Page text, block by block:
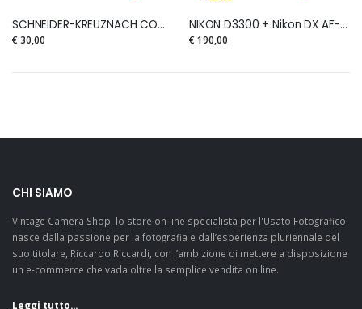
SCHNEIDER-KREUZNACH COMPONON 50mm 1:4
€ 30,00
NIKON D3300 + Nikon DX AF-S 18-105mm f.3,5-5,6 G ED VR
€ 190,00
CHI SIAMO
Vintage Camera Shop, lo store on line specialista per l'Usato Fotografico
nasce dalla passione per la fotografia e dall’esperienza pluriennale del
suo titolare, Riccardo Riccardi, con l’ambizione di mettere a disposizione
un e-commerce che vada oltre la semplice vendita on line.
Leggi tutto...